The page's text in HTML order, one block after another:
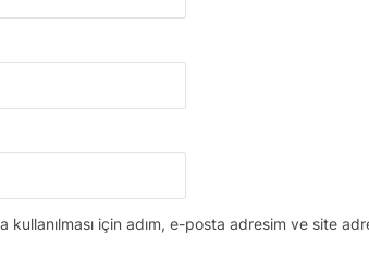
kullanılması için adım, e-posta adresim ve site